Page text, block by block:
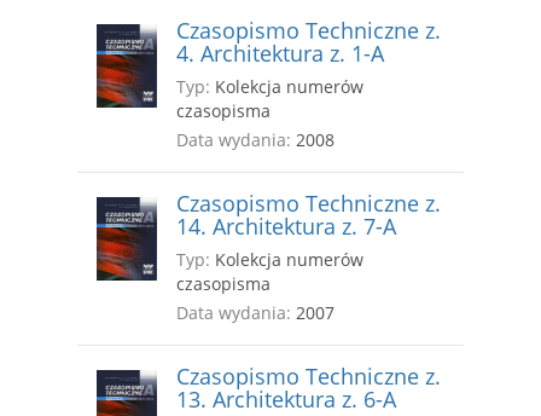
Czasopismo Techniczne z.
4. Architektura z. 1-A
Typ: Kolekcja numerów
czasopisma
Data wydania: 2008
Czasopismo Techniczne z.
14. Architektura z. 7-A
Typ: Kolekcja numerów
czasopisma
Data wydania: 2007
Czasopismo Techniczne z.
13. Architektura z. 6-A